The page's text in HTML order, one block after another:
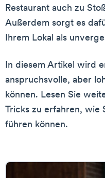
Restaurant auch zu
Außerdem sorgt es
Ihrem Lokal als
In diesem Artikel wird
anspruchsvolle, aber
können. Lesen Sie
Tricks zu erfahren, wie
führen können.